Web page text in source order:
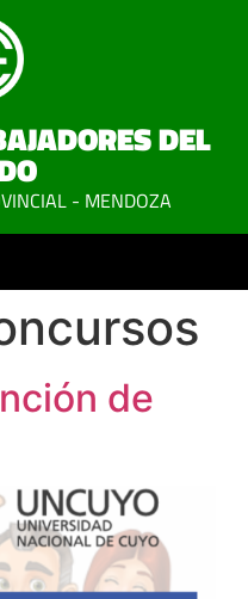
DEL
- MENDOZA
de